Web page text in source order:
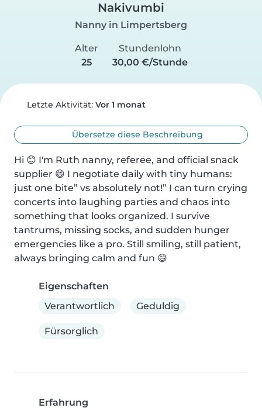
Nakivumbi
Nanny in Limpertsberg
Alter
25
Stundenlohn
30,00 €/Stunde
Letzte Aktivität: Vor 1 monat
Übersetze diese Beschreibung
Hi 😊 I'm Ruth nanny, referee, and official snack
supplier 😄 I negotiate daily with tiny humans:
just one bite” vs absolutely not!” I can turn crying
concerts into laughing parties and chaos into
something that looks organized. I survive
tantrums, missing socks, and sudden hunger
emergencies like a pro. Still smiling, still patient,
always bringing calm and fun 😄
Eigenschaften
Verantwortlich
Geduldig
Fürsorglich
Erfahrung